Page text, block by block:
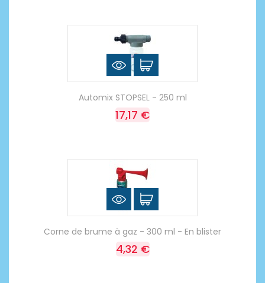
Automix STOPSEL - 250 ml
17,17 €
Corne de brume à gaz - 300 ml - En blister
4,32 €